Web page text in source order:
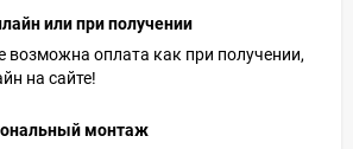
или при получении
возможна оплата как при получении,
на сайте!
монтаж